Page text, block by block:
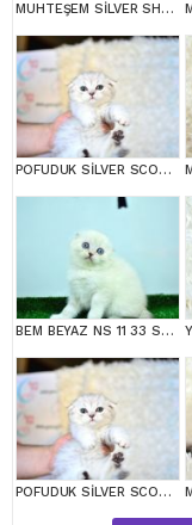
MUHTEŞEM SİLVER SHADED SCOTTİSH FOLD
POFUDUK SİLVER SCOTTİSH FOLD
BEM BEYAZ NS 11 33 SCOTTİSH FOLD
POFUDUK SİLVER SCOTTİSH FOLD